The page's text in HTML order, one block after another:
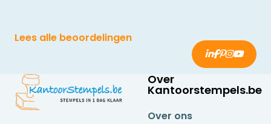
Lees alle beoordelingen
Over
Kantoorstempels.be
Over ons